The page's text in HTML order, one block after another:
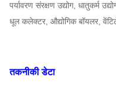
पर्यावरण संरक्षण उद्योग, धातुकर्म
धूल कलेक्टर, औद्योगिक बॉयलर,
तकनीकी डेटा